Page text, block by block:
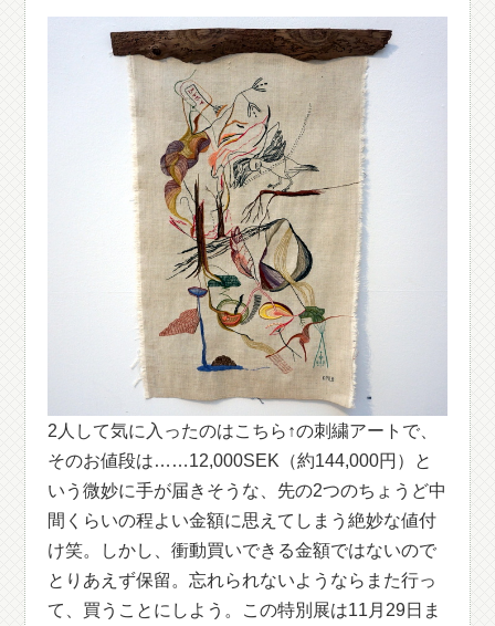
2人して気に入ったのはこちら↑の刺繍アートで、
そのお値段は……12,000SEK（約144,000円）と
いう微妙に手が届きそうな、先の2つのちょうど中
間くらいの程よい金額に思えてしまう絶妙な値付
け笑。しかし、衝動買いできる金額ではないので
とりあえず保留。忘れられないようならまた行っ
て、買うことにしよう。この特別展は11月29日ま